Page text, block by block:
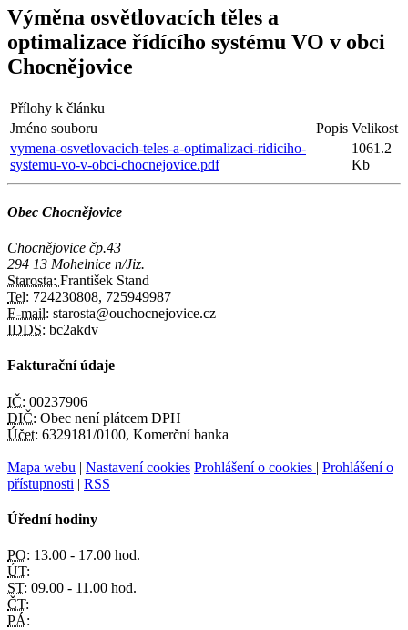
Výměna osvětlovacích těles a
optimalizace řídícího systému VO v obci
Chocnějovice
Přílohy k článku
Jméno souboru
Popis Velikost
vymena-osvetlovacich-teles-a-optimalizaci-ridiciho-
systemu-vo-v-obci-chocnejovice.pdf
1061.2
Kb
Obec Chocnějovice
Chocnějovice čp.43
294 13 Mohelnice n/Jiz.
Starosta: František Stand
Tel: 724230808, 725949987
E-mail: starosta@ouchocnejovice.cz
IDDS: bc2akdv
Fakturační údaje
IČ: 00237906
DIČ: Obec není plátcem DPH
Účet: 6329181/0100, Komerční banka
Mapa webu | Nastavení cookies Prohlášení o cookies | Prohlášení o
přístupnosti | RSS
Úřední hodiny
PO: 13.00 - 17.00 hod.
ÚT:
ST: 09.00 - 11.00 hod.
ČT:
PÁ: